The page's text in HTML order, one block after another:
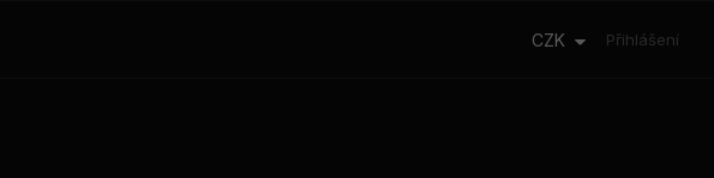
CZK Přihlášení